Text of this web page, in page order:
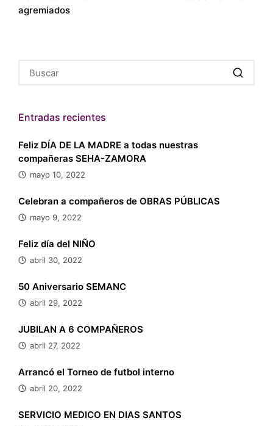
entradas
agremiados
Entradas recientes
Feliz DÍA DE LA MADRE a todas nuestras
compañeras SEHA-ZAMORA
mayo 10, 2022
Celebran a compañeros de OBRAS PÚBLICAS
mayo 9, 2022
Feliz día del NIÑO
abril 30, 2022
50 Aniversario SEMANC
abril 29, 2022
JUBILAN A 6 COMPAÑEROS
abril 27, 2022
Arrancó el Torneo de futbol interno
abril 20, 2022
SERVICIO MEDICO EN DIAS SANTOS